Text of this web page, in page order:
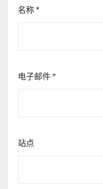
名称 *
电子邮件 *
站点